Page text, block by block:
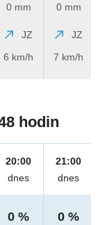
0 mm
JZ
6 km/h
0 mm
JZ
7 km/h
hodin
20:00
dnes
0 %
21:00
dnes
0 %